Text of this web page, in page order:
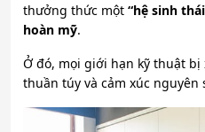
thưởng thức một “hệ sinh
hoàn mỹ.
Ở đó, mọi giới hạn kỹ thuật bị
thuần túy và cảm xúc nguyên